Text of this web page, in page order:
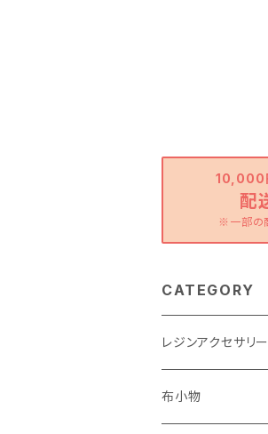
10,000
配
※一部の
CATEGORY
レジンアクセサリー
ピアス・イヤリング
布小物